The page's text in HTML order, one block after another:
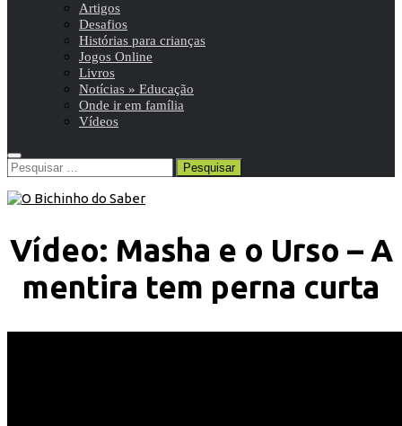
Artigos
Desafios
Histórias para crianças
Jogos Online
Livros
Notícias » Educação
Onde ir em família
Vídeos
Pesquisar
por:
Vídeo: Masha e o Urso – A
mentira tem perna curta